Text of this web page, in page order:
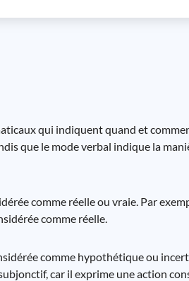
qui indiquent quand et
que le mode verbal indique la
comme réelle ou vraie. Par
comme réelle.
comme hypothétique ou
car il exprime une action